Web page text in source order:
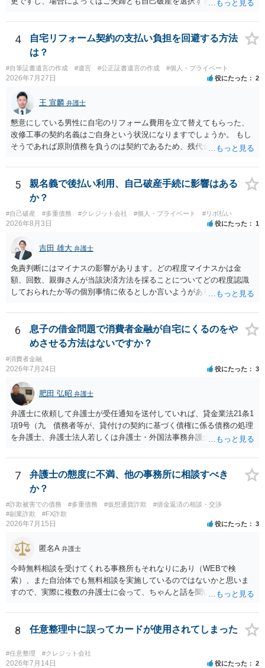
4
自宅リフォーム契約の支払い負担を回避する方法
は？
#自筆証書遺言の作成 #遺言 #公正証書遺言の作成 #個人・プライベート
2026年7月27日 役にたった 2
王 宣麟 弁護士
懇意にしている男性に自宅のリフォーム費用を立て替えてもらった、
改修工事の契約名義はご自身という状況になりますでしょうか。 もし
そうであれば原則債務を負うのは契約であるため、残代金を捻出して
ます。 入籍した場合でも、原則契約者が単独で全ての債務を負うこと
には変わりがありません。 なかなか対応に難しい案件であり、公開の
場でアドバイスを行うのも限界があるように思われますので、資料等
を持参のうえ個別に弁護士に相談されることをお勧めします。
5
親名義で後払い利用、自己破産手続に影響はある
か？
#自己破産 #多重債務 #クレジット会社 #個人・プライベート #リボ払い
2026年8月3日 役にたった 1
吉田 雄大 弁護士
免責判断にはマイナスの影響があります。どの程度マイナスかは金
額、回数、親御さんが当該決済方法を採ることについてどの程度認識
しておられたか等の個別事情に依るとしか言いようがありません。 と
なって相談し、善後策を考えることをお勧めします。
6
息子の借金問題で消費者金融が自宅にくるのをや
めさせる方法はないですか？
#消費者金融
2026年7月24日 役にたった 3
肥田 弘昭 弁護士
弁護士に依頼して弁護士が受任通知を送付していれば、貸金業法21条1
項9号（九 債務者等が、貸付けの契約に基づく債権に係る債務の処理
を弁護士、弁護士法人若しくは弁護士・外国法事務弁護士共同法人若
等」という。）に委託し、又はその処理のため必要な裁判所における
民事事件に関する手続をとり、弁護士等又は裁判所から書面によりそ
の旨の通知があつた場合において、正当な理由がないのに、債務者等
に対し、電話をかけ、電報を送達し、若しくはファクシミリ装置を用
いて送信し、又は訪問する方法により、当該債務を弁済することを要
求し、これに対し債務者等から直接要求しないよう求められたにもか
と。）に違反しています。監督官庁に行政処分を求める、裁判所に仮
処分申請、不退去罪が成立すれば警察に通報などの対応が考えられま
す。ご参考にしてください。
7
弁護士の態度に不満、他の事務所に相談すべき
か？
#詐欺被害での債務 #多重債務 #仮想通貨詐欺
#借金返済の相談・交渉
#副業詐欺
#FX詐欺
2026年7月15日 役にたった 3
匿名A 弁護士
今時無料相談を受けてくれる事務所もそれなりにあり（WEBで検
索）、また自治体でも無料相談を実施しているのではないかと思いま
すので、実際に複数の弁護士に会って、ちゃんと話を聞いてくれる
はそもそも事案を把握できていないようですので、御相談の案件につ
いては弁護士として能力不足なのかもしれません。相手にしない方が
良いと思います。ただ、仮想通貨詐欺の被害回復は現実的には難しい
かもしれません。
8 任意整理中に誤ってカードが使用されてしまった
#任意整理 #クレジット会社
2026年7月14日 役にたった 2